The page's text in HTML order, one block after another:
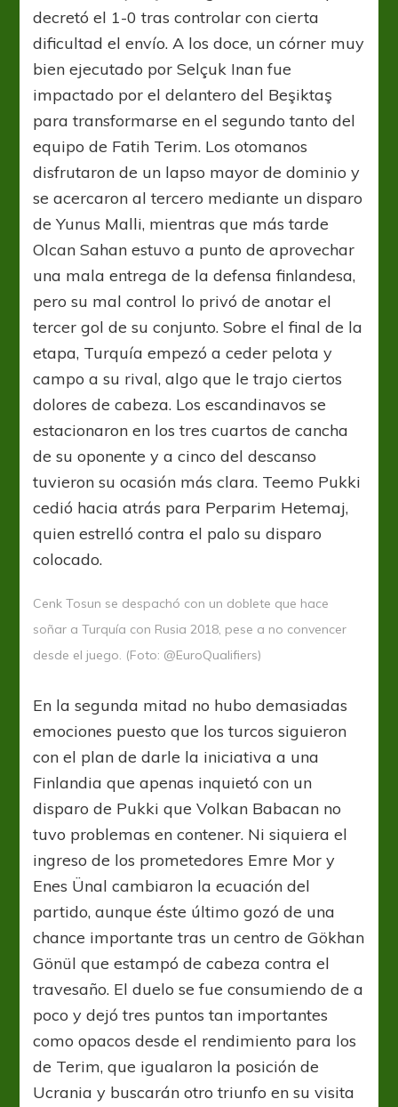
decretó el 1-0 tras controlar con cierta
dificultad el envío. A los doce, un córner muy
bien ejecutado por Selçuk Inan fue
impactado por el delantero del Beşiktaş
para transformarse en el segundo tanto del
equipo de Fatih Terim. Los otomanos
disfrutaron de un lapso mayor de dominio y
se acercaron al tercero mediante un disparo
de Yunus Malli, mientras que más tarde
Olcan Sahan estuvo a punto de aprovechar
una mala entrega de la defensa finlandesa,
pero su mal control lo privó de anotar el
tercer gol de su conjunto. Sobre el final de la
etapa, Turquía empezó a ceder pelota y
campo a su rival, algo que le trajo ciertos
dolores de cabeza. Los escandinavos se
estacionaron en los tres cuartos de cancha
de su oponente y a cinco del descanso
tuvieron su ocasión más clara. Teemo Pukki
cedió hacia atrás para Perparim Hetemaj,
quien estrelló contra el palo su disparo
colocado.
Cenk Tosun se despachó con un doblete que hace
soñar a Turquía con Rusia 2018, pese a no convencer
desde el juego. (Foto: @EuroQualifiers)
En la segunda mitad no hubo demasiadas
emociones puesto que los turcos siguieron
con el plan de darle la iniciativa a una
Finlandia que apenas inquietó con un
disparo de Pukki que Volkan Babacan no
tuvo problemas en contener. Ni siquiera el
ingreso de los prometedores Emre Mor y
Enes Ünal cambiaron la ecuación del
partido, aunque éste último gozó de una
chance importante tras un centro de Gökhan
Gönül que estampó de cabeza contra el
travesaño. El duelo se fue consumiendo de a
poco y dejó tres puntos tan importantes
como opacos desde el rendimiento para los
de Terim, que igualaron la posición de
Ucrania y buscarán otro triunfo en su visita